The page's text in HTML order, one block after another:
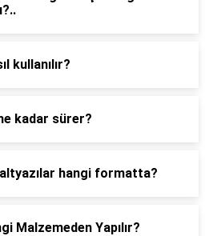
kullanılır?
kadar sürer?
hangi formatta?
Malzemeden Yapılır?